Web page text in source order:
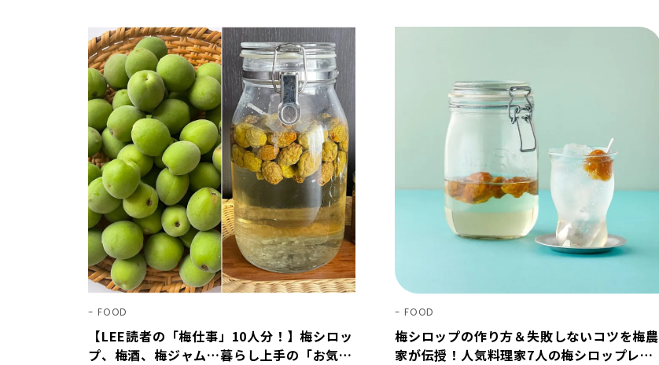
FOOD
【LEE読者の「梅仕事」10人分！】梅シロッ
プ、梅酒、梅ジャム…暮らし上手の「お気に
FOOD
梅シロップの作り方＆失敗しないコツを梅農
家が伝授！人気料理家7人の梅シロップレシ